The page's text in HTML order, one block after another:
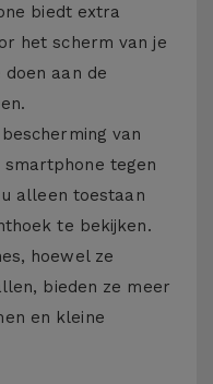
biedt extra
het scherm van je
aan de
van
tegen
alleen toestaan
te bekijken.
hoewel ze
bieden ze meer
en kleine